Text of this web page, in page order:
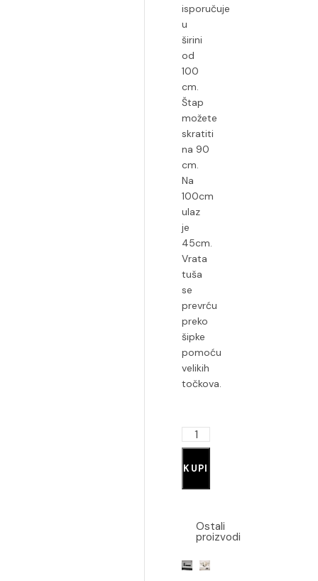
isporučuje
u
širini
od
100
cm.
Štap
možete
skratiti
na 90
cm.
Na
100cm
ulaz
je
45cm.
Vrata
tuša
se
prevrću
preko
šipke
pomoću
velikih
točkova.
KUPI
Ostali
proizvodi